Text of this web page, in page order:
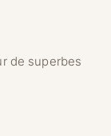
de superbes